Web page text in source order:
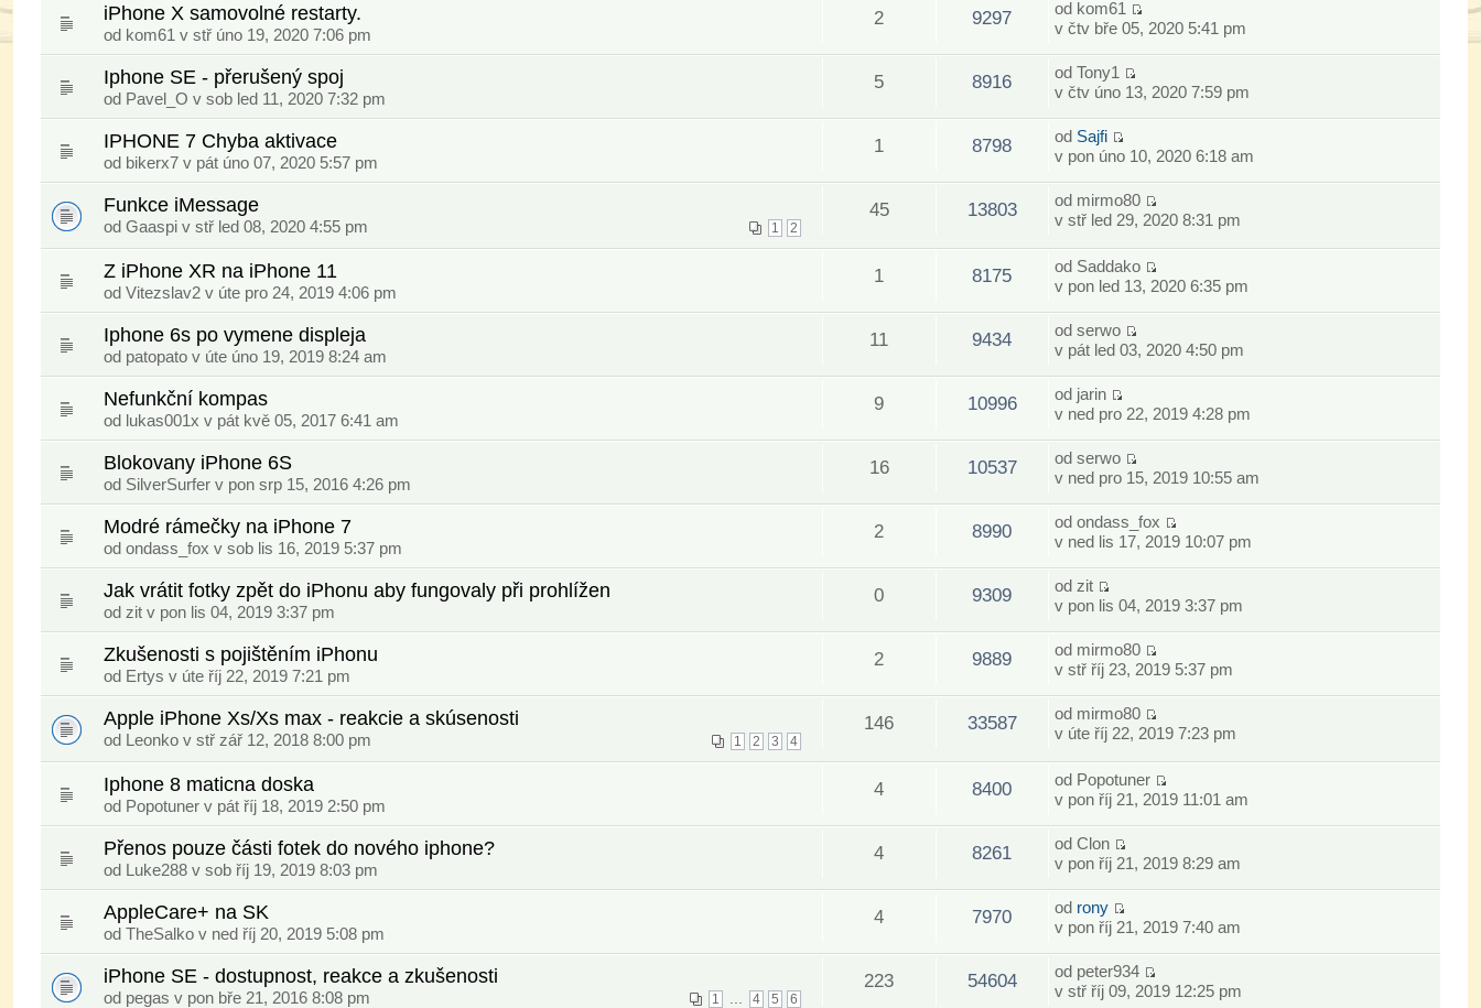
iPhone X samovolné restarty.
od kom61 v stř úno 19, 2020 7:06 pm
2 9297 od kom61
v čtv bře 05, 2020 5:41 pm
Iphone SE - přerušený spoj
od Pavel_O v sob led 11, 2020 7:32 pm
5 8916 odTony1
v čtv úno 13, 2020 7:59 pm
IPHONE 7 Chyba aktivace
od bikerx7 v pát úno 07, 2020 5:57 pm
1 8798 od Sajfi
v pon úno 10, 2020 6:18 am
Funkce iMessage
1 2
od Gaaspi v stř led 08, 2020 4:55 pm
45 13803 od mirmo80
v stř led 29, 2020 8:31 pm
Z iPhone XR na iPhone 11
od Vitezslav2 v úte pro 24, 2019 4:06 pm
1 8175 od Saddako
v pon led 13, 2020 6:35 pm
Iphone 6s po vymene displeja
od patopato v úte úno 19, 2019 8:24 am
11 9434 odserwo
v pát led 03, 2020 4:50 pm
Nefunkční kompas
od lukas001x v pát kvě 05, 2017 6:41 am
9 10996 od jarin
v ned pro 22, 2019 4:28 pm
Blokovany iPhone 6S
od SilverSurfer v pon srp 15, 2016 4:26 pm
16 10537 odserwo
v ned pro 15, 2019 10:55 am
Modré rámečky na iPhone 7
od ondass_fox v sob lis 16, 2019 5:37 pm
2 8990 odondass_fox
v ned lis 17, 2019 10:07 pm
Jak vrátit fotky zpět do iPhonu aby fungovaly při prohlížen
od zit v pon lis 04, 2019 3:37 pm
0 9309 od zit
v pon lis 04, 2019 3:37 pm
Zkušenosti s pojištěním iPhonu
od Ertys v úte říj 22, 2019 7:21 pm
2 9889 od mirmo80
v stř říj 23, 2019 5:37 pm
Apple iPhone Xs/Xs max - reakcie a skúsenosti
1 2 3 4
od Leonko v stř zář 12, 2018 8:00 pm
146 33587 od mirmo80
v úte říj 22, 2019 7:23 pm
Iphone 8 maticna doska
od Popotuner v pát říj 18, 2019 2:50 pm
4 8400 od Popotuner
v pon říj 21, 2019 11:01 am
Přenos pouze části fotek do nového iphone?
od Luke288 v sob říj 19, 2019 8:03 pm
4 8261 odClon
v pon říj 21, 2019 8:29 am
AppleCare+ na SK
od TheSalko v ned říj 20, 2019 5:08 pm
4 7970 od rony
v pon říj 21, 2019 7:40 am
iPhone SE - dostupnost, reakce a zkušenosti
1 4 5 6
od pegas v pon bře 21, 2016 8:08 pm
223 54604 od peter934
v stř říj 09, 2019 12:25 pm